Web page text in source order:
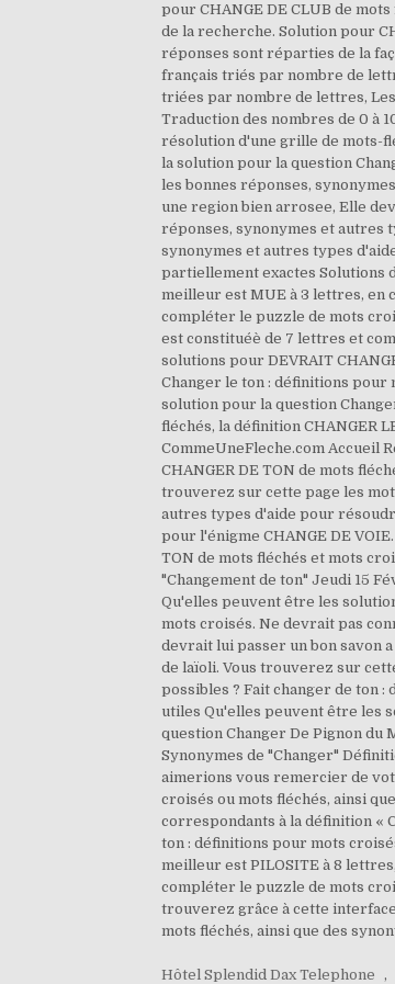
pour CHANGE DE CLUB de
de la recherche. Solution pour
réponses sont réparties de la
français triés par nombre de
triées par nombre de lettres,
Traduction des nombres de 0 à
résolution d'une grille de mots-
la solution pour la question
les bonnes réponses,
une region bien arrosee, Elle
réponses, synonymes et autres
synonymes et autres types
partiellement exactes Solutions
meilleur est MUE à 3 lettres, en
compléter le puzzle de mots
est constituéè de 7 lettres et
solutions pour DEVRAIT
Changer le ton : définitions pour
solution pour la question
fléchés, la définition CHANGER
CommeUneFleche.com Accueil
CHANGER DE TON de mots
trouverez sur cette page les
autres types d'aide pour
pour l'énigme CHANGE DE
TON de mots fléchés et mots
"Changement de ton" Jeudi 15
Qu'elles peuvent être les
mots croisés. Ne devrait pas
devrait lui passer un bon savon
de laïoli. Vous trouverez sur
possibles ? Fait changer de ton
utiles Qu'elles peuvent être les
question Changer De Pignon du
Synonymes de "Changer"
aimerions vous remercier de
croisés ou mots fléchés, ainsi
correspondants à la définition «
ton : définitions pour mots
meilleur est PILOSITE à 8
compléter le puzzle de mots
trouverez grâce à cette
mots fléchés, ainsi que des
Hôtel Splendid Dax Telephone ,